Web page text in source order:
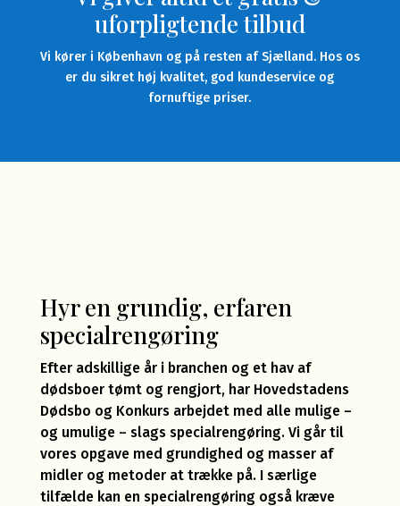
uforpligtende tilbud
Vi kører i København og på resten af Sjælland. Hos os
er du sikret høj kvalitet, god kundeservice og
fornuftige priser.
Hyr en grundig, erfaren
specialrengøring
Efter adskillige år i branchen og et hav af
dødsboer tømt og rengjort, har Hovedstadens
Dødsbo og Konkurs arbejdet med alle mulige –
og umulige – slags specialrengøring. Vi går til
vores opgave med grundighed og masser af
midler og metoder at trække på. I særlige
tilfælde kan en specialrengøring også kræve